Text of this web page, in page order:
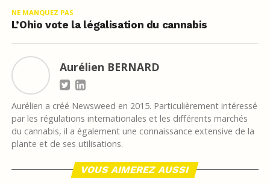
NE MANQUEZ PAS
L’Ohio vote la légalisation du cannabis
Aurélien BERNARD
Aurélien a créé Newsweed en 2015. Particulièrement intéressé
par les régulations internationales et les différents marchés
du cannabis, il a également une connaissance extensive de la
plante et de ses utilisations.
VOUS AIMEREZ AUSSI